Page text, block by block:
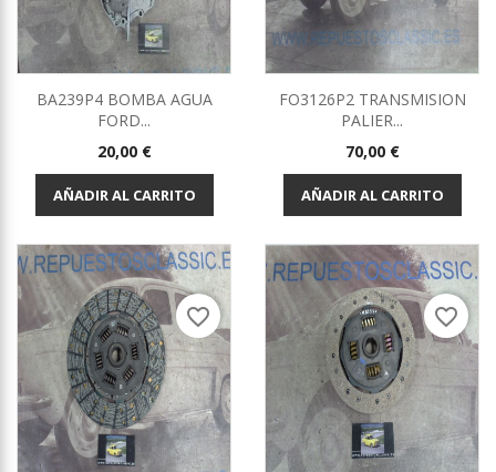
BA239P4 BOMBA AGUA
FORD...
Precio
20,00 €
AÑADIR AL CARRITO
FO3126P2 TRANSMISION
PALIER...
Precio
70,00 €
AÑADIR AL CARRITO
favorite_border favorite_border